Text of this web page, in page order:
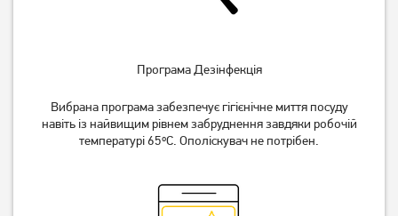
Програма Дезінфекція
Вибрана програма забезпечує гігієнічне миття посуду
навіть із найвищим рівнем забруднення завдяки робочій
температурі 65ºC. Ополіскувач не потрібен.